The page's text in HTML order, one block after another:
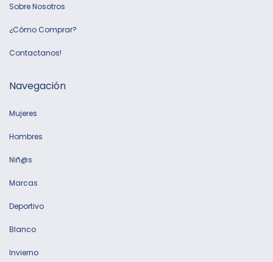
Sobre Nosotros
¿Cómo Comprar?
Contactanos!
Navegación
Mujeres
Hombres
Niñ@s
Marcas
Deportivo
Blanco
Invierno